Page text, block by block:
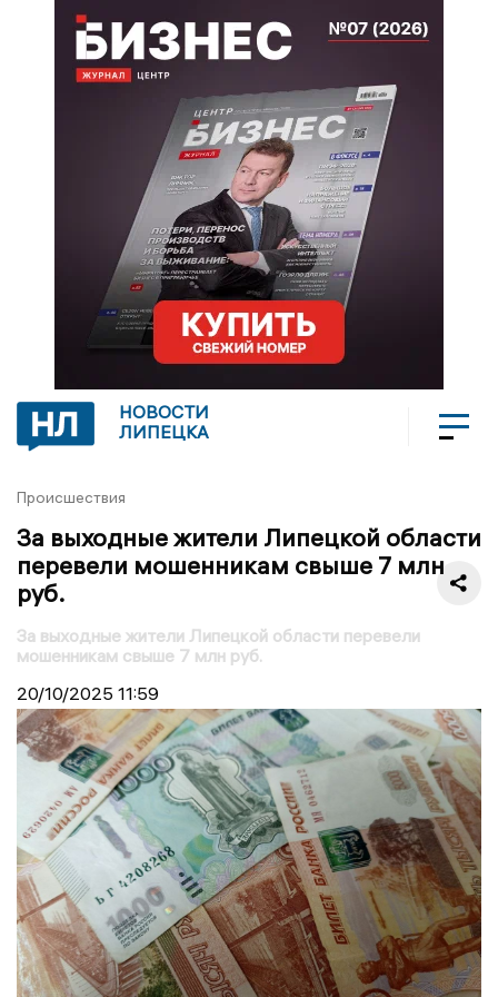
НОВОСТИ
ЛИПЕЦКА
Происшествия
За выходные жители Липецкой области
перевели мошенникам свыше 7 млн
руб.
За выходные жители Липецкой области перевели
мошенникам свыше 7 млн руб.
20/10/2025 11:59